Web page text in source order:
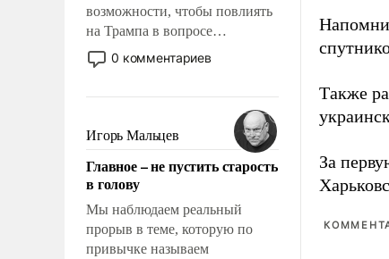
возможности, чтобы повлиять
на Трампа в вопросе
предоставления вооружений
своим нанимателям. Вероятно,
консультирует Киев, пришла в
голову мысль: хорошо бы
продемонстрировать, что
Украина вступила в
вооруженное противостояние
с Ираном.
0 комментариев
Игорь Мальцев
Главное – не пустить старость
в голову
Мы наблюдаем реальный
прорыв в теме, которую по
привычке называем
Также
За